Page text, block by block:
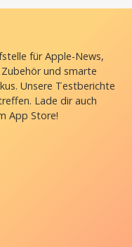
für Apple-News,
und smarte
Unsere Testberichte
Lade dir auch
App Store!